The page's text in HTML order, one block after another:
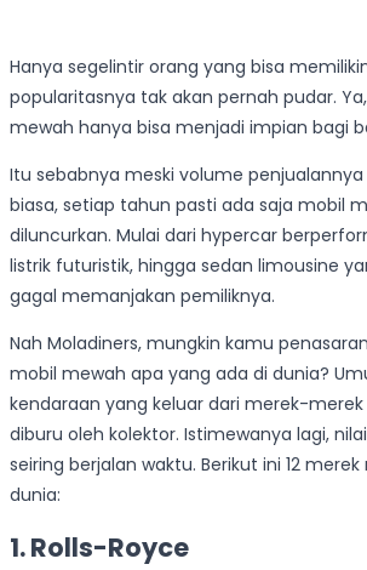
Hanya segelintir orang yang bisa
popularitasnya tak akan pernah pudar.
mewah hanya bisa menjadi impian bagi
Itu sebabnya meski volume
biasa, setiap tahun pasti ada saja mobil
diluncurkan. Mulai dari hypercar
listrik futuristik, hingga sedan limousine
gagal memanjakan pemiliknya.
Nah Moladiners, mungkin kamu
mobil mewah apa yang ada di dunia?
kendaraan yang keluar dari merek-
diburu oleh kolektor. Istimewanya lagi,
seiring berjalan waktu. Berikut ini 12
dunia:
1. Rolls-Royce